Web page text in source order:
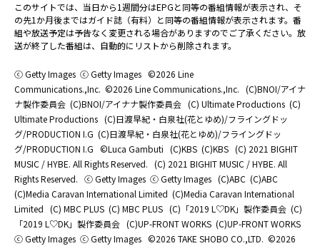
このサイトでは、当日から1週間分はEPGと同等の番組情報が表示され、そ
の先1か月後まではガイド誌（有料）と同等の番組情報が表示されます。番
組や放送予定は予告なく変更される場合がありますのでご了承ください。放
送が終了した番組は、自動的にリストから削除されます。
ⓒ Getty Images ⓒ Getty Images ©2026 Line
Communications.,Inc. ©2026 Line Communications.,Inc. (C)BNOI/アイナ
ナ製作委員会 (C)BNOI/アイナナ製作委員会 (C) Ultimate Productions (C)
Ultimate Productions (C)日渡早紀・白泉社(花とゆめ)/フライングドッ
グ/PRODUCTION I.G (C)日渡早紀・白泉社(花とゆめ)/フライングドッ
グ/PRODUCTION I.G ©Luca Gambuti (C)KBS (C)KBS (C) 2021 BIGHIT
MUSIC / HYBE. All Rights Reserved. (C) 2021 BIGHIT MUSIC / HYBE. All
Rights Reserved. ⓒ Getty Images ⓒ Getty Images (C)ABC (C)ABC
(C)Media Caravan International Limited (C)Media Caravan International
Limited (C) MBC PLUS (C) MBC PLUS (C)「2019 L♡DK」製作委員会 (C)
「2019 L♡DK」製作委員会 (C)UP-FRONT WORKS (C)UP-FRONT WORKS
ⓒ Getty Images ⓒ Getty Images ©2026 TAKE SHOBO CO.,LTD. ©2026